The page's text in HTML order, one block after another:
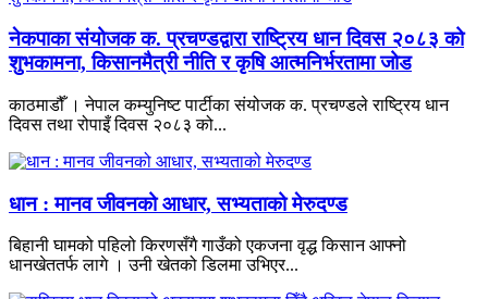
नेकपाका संयोजक क. प्रचण्डद्वारा राष्ट्रिय धान दिवस २०८३ को
शुभकामना, किसानमैत्री नीति र कृषि आत्मनिर्भरतामा जोड
काठमाडौँ । नेपाल कम्युनिष्ट पार्टीका संयोजक क. प्रचण्डले राष्ट्रिय धान
दिवस तथा रोपाइँ दिवस २०८३ को...
धान : मानव जीवनको आधार, सभ्यताको मेरुदण्ड
बिहानी घामको पहिलो किरणसँगै गाउँको एकजना वृद्ध किसान आफ्नो
धानखेततर्फ लागे । उनी खेतको डिलमा उभिएर...